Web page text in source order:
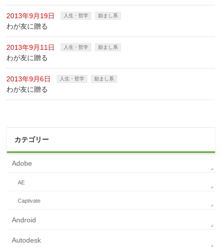
2013年9月19日 人生・哲学 励まし系
わが友に贈る
2013年9月11日 人生・哲学 励まし系
わが友に贈る
2013年9月6日 人生・哲学 励まし系
わが友に贈る
カテゴリー
Adobe
AE
Captivate
Android
Autodesk